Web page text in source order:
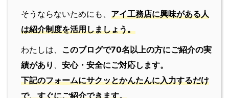
そうならないためにも、 アイ工務店に興味がある人
は紹介制度を活用しましょう。
わたしは、 このブログで70名以上の方にご紹介の実
績があり 、 安心・安全にご対応します。
下記のフォームにサクッとかんたんに入力するだけ
で、すぐにご紹介できます。